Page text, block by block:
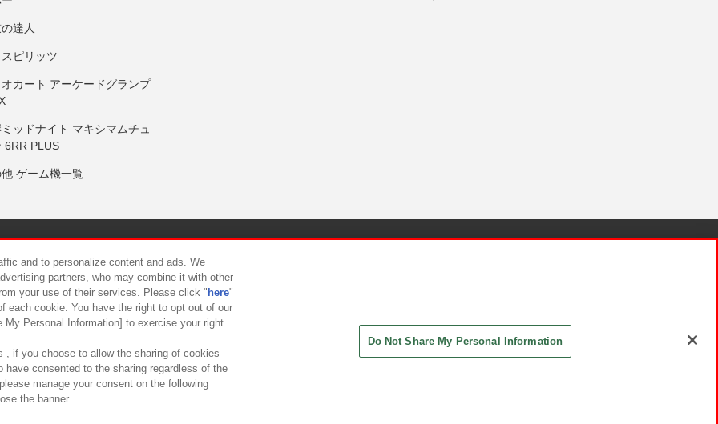
達人
ピリッツ
カート アーケードグランプ
ッドナイト マキシマムチュ
6RR PLUS
ゲーム機一覧
について カスタマーハラスメント対応方針
and to personalize content and ads. We
partners, who may combine it with other
your use of their services. Please click " here"
each cookie. You have the right to opt out of our
Personal Information] to exercise your right.
, if you choose to allow the sharing of cookies
have consented to the sharing regardless of the
manage your consent on the following
the banner.
Do Not Share My Personal Information